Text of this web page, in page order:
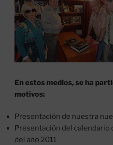
En estos medios, se ha
motivos:
Presentación de nuestra
Presentación del
del año 2011